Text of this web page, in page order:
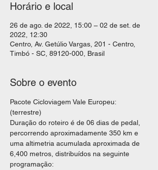
Horário e local
26 de ago. de 2022, 15:00 – 02 de set. de
2022, 12:30
Centro, Av. Getúlio Vargas, 201 - Centro,
Timbó - SC, 89120-000, Brasil
Sobre o evento
Pacote Cicloviagem Vale Europeu:
(terrestre)
Duração do roteiro é de 06 dias de pedal,
percorrendo aproximadamente 350 km e
uma altimetria acumulada aproximada de
6,400 metros, distribuídos na seguinte
programação: